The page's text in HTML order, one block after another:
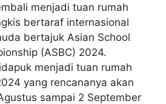
menjadi tuan rumah
bertaraf internasional
bertajuk Asian School
(ASBC) 2024.
menjadi tuan rumah
yang rencananya akan
sampai 2 September